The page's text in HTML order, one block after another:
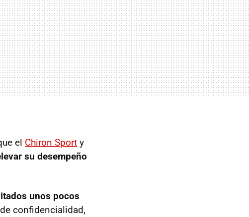
el Chiron Sport y
su desempeño
unos pocos
confidencialidad,